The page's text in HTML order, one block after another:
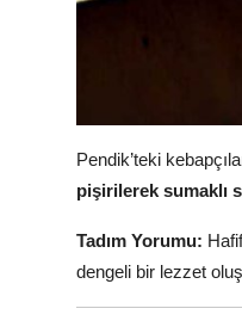
Pendik’teki
pişirilerek sumaklı
Tadım Yorumu:
dengeli bir lezzet